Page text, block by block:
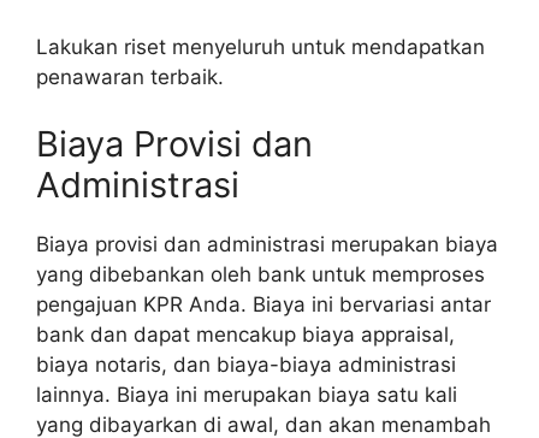
Lakukan riset menyeluruh untuk mendapatkan
penawaran terbaik.
Biaya Provisi dan
Administrasi
Biaya provisi dan administrasi merupakan biaya
yang dibebankan oleh bank untuk memproses
pengajuan KPR Anda. Biaya ini bervariasi antar
bank dan dapat mencakup biaya appraisal,
biaya notaris, dan biaya-biaya administrasi
lainnya. Biaya ini merupakan biaya satu kali
yang dibayarkan di awal, dan akan menambah